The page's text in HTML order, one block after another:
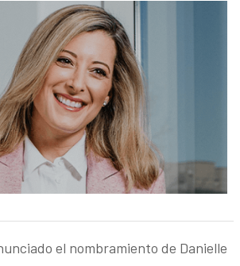
el nombramiento de Danielle